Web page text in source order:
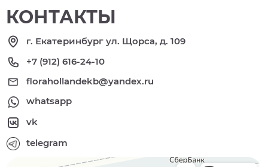
КОНТАКТЫ
г. Екатеринбург ул. Щорса, д. 109
+7 (912) 616-24-10
florahollandekb@yandex.ru
whatsapp
vk
telegram